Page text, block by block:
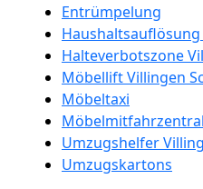
Entrümpelung
Halteverbotszone
Möbellift Villingen
Möbeltaxi
Umzugshelfer
Umzugskartons